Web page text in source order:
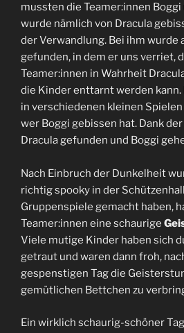
mussten die Teamer:innen
wurde nämlich von Dracula
der Verwandlung. Bei ihm wurde
gefunden, in dem er uns verriet,
Teamer:innen in Wahrheit
die Kinder enttarnt werden
in verschiedenen kleinen
wer Boggi gebissen hat. Dank
Dracula gefunden und Boggi
Nach Einbruch der Dunkelheit
richtig spooky in der
Gruppenspiele gemacht haben,
Teamer:innen eine schaurige
Viele mutige Kinder haben sich
getraut und waren dann froh,
gespenstigen Tag die
gemütlichen Bettchen zu
Ein wirklich schaurig-schöner